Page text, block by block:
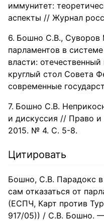
иммунитет:
аспекты // Журнал
Бошно С.В., Суворов
парламентов в
власти:
круглый стол Совета
современные
Бошно С.В.
и дискуссия // Право и
2015. № 4. С. 5-8.
Цитировать
Бошно, С.В. Парадокс
сам отказаться от
(ЕСПЧ, Карт против
917/05)) / С.В. Бошно.